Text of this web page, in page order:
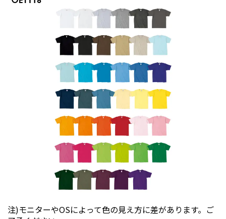
注)モニターやOSによって色の見え方に差があります。ご